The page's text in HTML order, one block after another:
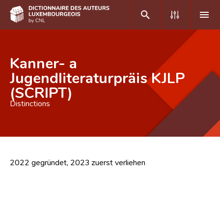
DE FR
Accueil
Kanner- a
Jugendliteraturpräis KJLP
(SCRIPT)
Distinctions
2022 gegründet, 2023 zuerst verliehen